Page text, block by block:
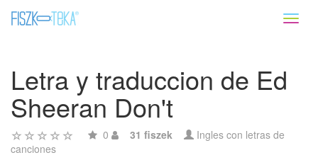
Letra y traduccion de Ed
Sheeran Don't
0 31 fiszek
Ingles con letras de
canciones